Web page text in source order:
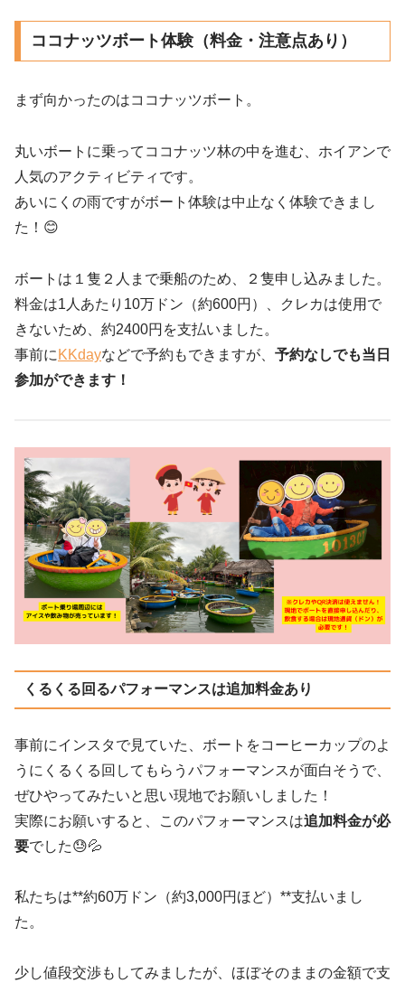
ココナッツボート体験（料金・注意点あり）
まず向かったのはココナッツボート。
丸いボートに乗ってココナッツ林の中を進む、ホイアンで
人気のアクティビティです。
あいにくの雨ですがボート体験は中止なく体験できまし
た！😊
ボートは１隻２人まで乗船のため、２隻申し込みました。
料金は1人あたり10万ドン（約600円）、クレカは使用で
きないため、約2400円を支払いました。
事前に KKdayなどで予約もできますが、 予約なしでも当日
参加ができます！
くるくる回るパフォーマンスは追加料金あり
事前にインスタで見ていた、ボートをコーヒーカップのよ
うにくるくる回してもらうパフォーマンスが面白そうで、
ぜひやってみたいと思い現地でお願いしました！
実際にお願いすると、このパフォーマンスは追加料金が必
要でした😓💦
私たちは**約60万ドン（約3,000円ほど）**支払いまし
た。
少し値段交渉もしてみましたが、ほぼそのままの金額で支